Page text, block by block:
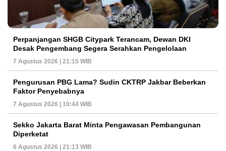
Perpanjangan SHGB Citypark Terancam, Dewan DKI
Desak Pengembang Segera Serahkan Pengelolaan
7 Agustus 2026 | 21:15 WIB
Pengurusan PBG Lama? Sudin CKTRP Jakbar Beberkan
Faktor Penyebabnya
7 Agustus 2026 | 10:44 WIB
Sekko Jakarta Barat Minta Pengawasan Pembangunan
Diperketat
6 Agustus 2026 | 21:13 WIB